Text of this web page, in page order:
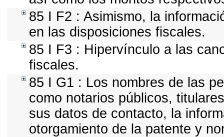
85 I F2 : Asimismo, la
en las disposiciones fiscales.
85 I F3 : Hipervínculo a las
fiscales.
85 I G1 : Los nombres de las
como notarios públicos,
sus datos de contacto, la
otorgamiento de la patente y